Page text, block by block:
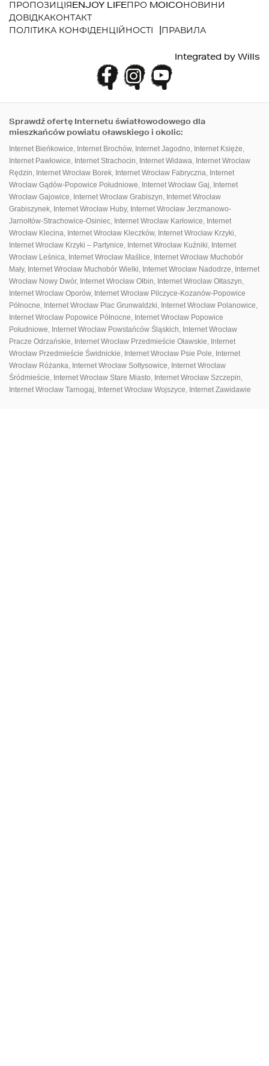
ПАНЕЛЬ КЛІЄНТА ДЛЯ ЗАВАНТАЖЕННЯ
ПРОПОЗИЦІЯENJOY LIFEПРО MOICOНОВИНИ
ДОВІДКАКОНТАКТ
ПОЛІТИКА КОНФІДЕНЦІЙНОСТІ
ПРАВИЛА
Integrated by Wills
Sprawdź ofertę Internetu światłowodowego dla
mieszkańców powiatu oławskiego i okolic:
Internet Bieńkowice, Internet Brochów, Internet Jagodno, Internet Księże,
Internet Pawłowice, Internet Strachocin, Internet Widawa, Internet Wrocław
Rędzin, Internet Wrocław Borek, Internet Wrocław Fabryczna, Internet
Wrocław Gądów-Popowice Południowe, Internet Wrocław Gaj, Internet
Wrocław Gajowice, Internet Wrocław Grabiszyn, Internet Wrocław
Grabiszynek, Internet Wrocław Huby, Internet Wrocław Jerzmanowo-
Jarnołtów-Strachowice-Osiniec, Internet Wrocław Karłowice, Internet
Wrocław Klecina, Internet Wrocław Kleczków, Internet Wrocław Krzyki,
Internet Wrocław Krzyki – Partynice, Internet Wrocław Kuźniki, Internet
Wrocław Leśnica, Internet Wrocław Maślice, Internet Wrocław Muchobór
Mały, Internet Wrocław Muchobór Wielki, Internet Wrocław Nadodrze, Internet
Wrocław Nowy Dwór, Internet Wrocław Ołbin, Internet Wrocław Ołtaszyn,
Internet Wrocław Oporów, Internet Wrocław Pilczyce-Kozanów-Popowice
Północne, Internet Wrocław Plac Grunwaldzki, Internet Wrocław Polanowice,
Internet Wrocław Popowice Północne, Internet Wrocław Popowice
Południowe, Internet Wrocław Powstańców Śląskich, Internet Wrocław
Pracze Odrzańskie, Internet Wrocław Przedmieście Oławskie, Internet
Wrocław Przedmieście Świdnickie, Internet Wrocław Psie Pole, Internet
Wrocław Różanka, Internet Wrocław Sołtysowice, Internet Wrocław
Śródmieście, Internet Wrocław Stare Miasto, Internet Wrocław Szczepin,
Internet Wrocław Tarnogaj, Internet Wrocław Wojszyce, Internet Zawidawie